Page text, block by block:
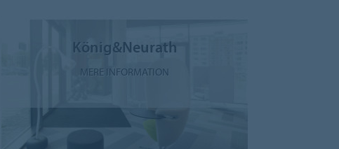
König&Neurath
MERE INFORMATION